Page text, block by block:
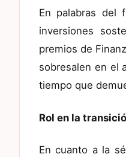
En palabras del
inversiones
premios de
sobresalen en el
tiempo que
Rol en la
En cuanto a la